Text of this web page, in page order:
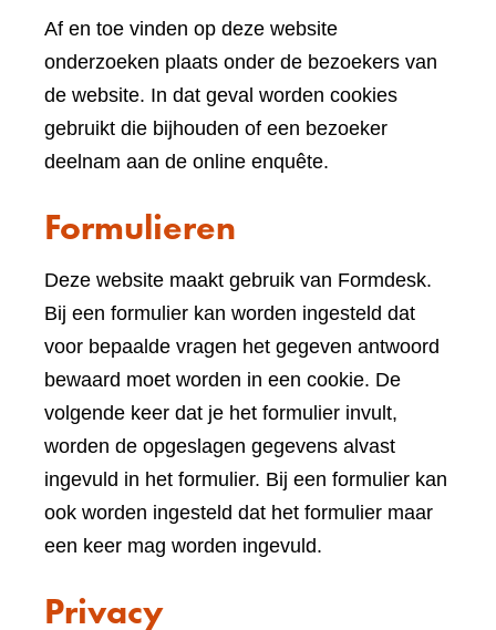
Af en toe vinden op deze website
onderzoeken plaats onder de bezoekers van
de website. In dat geval worden cookies
gebruikt die bijhouden of een bezoeker
deelnam aan de online enquête.
Formulieren
Deze website maakt gebruik van Formdesk.
Bij een formulier kan worden ingesteld dat
voor bepaalde vragen het gegeven antwoord
bewaard moet worden in een cookie. De
volgende keer dat je het formulier invult,
worden de opgeslagen gegevens alvast
ingevuld in het formulier. Bij een formulier kan
ook worden ingesteld dat het formulier maar
een keer mag worden ingevuld.
Privacy